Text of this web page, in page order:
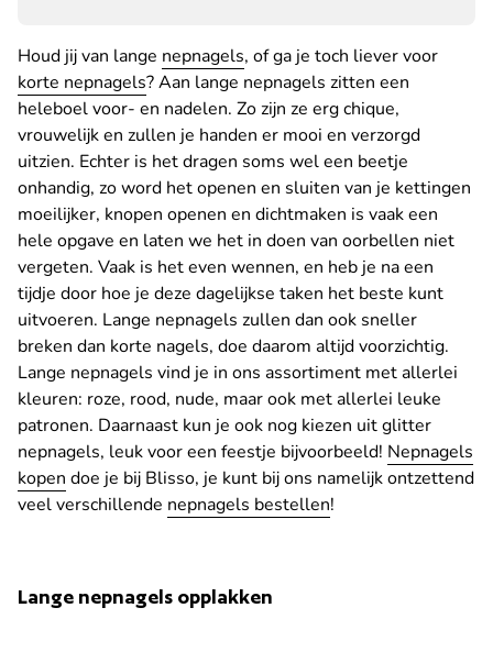
Houd jij van lange nepnagels, of ga je toch liever voor
korte nepnagels? Aan lange nepnagels zitten een
heleboel voor- en nadelen. Zo zijn ze erg chique,
vrouwelijk en zullen je handen er mooi en verzorgd
uitzien. Echter is het dragen soms wel een beetje
onhandig, zo word het openen en sluiten van je kettingen
moeilijker, knopen openen en dichtmaken is vaak een
hele opgave en laten we het in doen van oorbellen niet
vergeten. Vaak is het even wennen, en heb je na een
tijdje door hoe je deze dagelijkse taken het beste kunt
uitvoeren. Lange nepnagels zullen dan ook sneller
breken dan korte nagels, doe daarom altijd voorzichtig.
Lange nepnagels vind je in ons assortiment met allerlei
kleuren: roze, rood, nude, maar ook met allerlei leuke
patronen. Daarnaast kun je ook nog kiezen uit glitter
nepnagels, leuk voor een feestje bijvoorbeeld! Nepnagels
kopen doe je bij Blisso, je kunt bij ons namelijk ontzettend
veel verschillende nepnagels bestellen!
Lange nepnagels opplakken